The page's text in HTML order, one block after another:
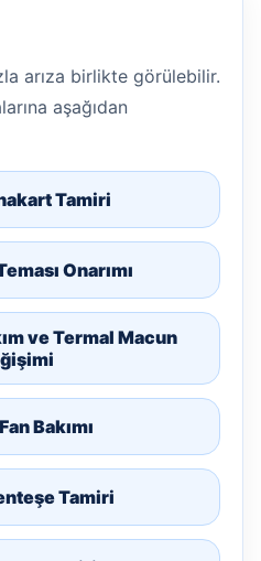
arıza birlikte görülebilir.
aşağıdan
Tamiri
Onarımı
ve Termal Macun
Bakımı
Tamiri